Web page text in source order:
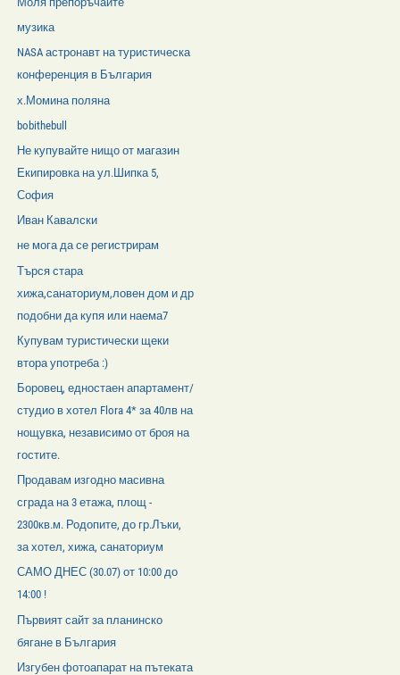
музика
NASA астронавт на туристическа
конференция в България
х.Момина поляна
bobithebull
Не купувайте нищо от магазин
Екипировка на ул.Шипка 5,
София
Иван Кавалски
не мога да се регистрирам
Търся стара
хижа,санаториум,ловен дом и др
подобни да купя или наема7
Купувам туристически щеки
втора употреба :)
Боровец, едностаен апартамент/
студио в хотел Flora 4* за 40лв на
нощувка, независимо от броя на
гостите.
Продавам изгодно масивна
сграда на 3 етажа, площ -
2300кв.м. Родопите, до гр.Лъки,
за хотел, хижа, санаториум
САМО ДНЕС (30.07) от 10:00 до
14:00 !
Първият сайт за планинско
бягане в България
Изгубен фотоапарат на пътеката